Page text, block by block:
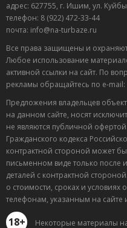
адрес: 627755, г. Ишим, ул.
телефон: 8 (922) 472-33-44
почта: info@na-turbaze.ru
Все права защищены и
Любое использование
активной ссылки на сайт. По
рекламы обращайтесь по e-mail:
Предложения владельцев
на данном сайте, носят
не являются публичной офертой
Гражданского кодекса
контрактной стороной может
письменном виде только после
деталей с контрактной
о стоимости, сроках и
телефонам, указанным на
18+ Некоторые материалы